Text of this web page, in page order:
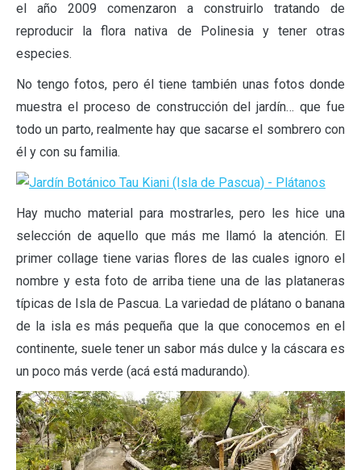
el año 2009 comenzaron a construirlo tratando de
reproducir la flora nativa de Polinesia y tener otras
especies.
No tengo fotos, pero él tiene también unas fotos donde
muestra el proceso de construcción del jardín… que fue
todo un parto, realmente hay que sacarse el sombrero con
él y con su familia.
Hay mucho material para mostrarles, pero les hice una
selección de aquello que más me llamó la atención. El
primer collage tiene varias flores de las cuales ignoro el
nombre y esta foto de arriba tiene una de las plataneras
típicas de Isla de Pascua. La variedad de plátano o banana
de la isla es más pequeña que la que conocemos en el
continente, suele tener un sabor más dulce y la cáscara es
un poco más verde (acá está madurando).